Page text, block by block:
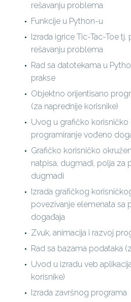
rešavanju problema
Funkcije u Python-u
Izrada igrice Tic-Tac-Toe
rešavanju problema
Rad sa datotekama u
prakse
Objektno orijentisano
(za naprednije korisnike)
Uvog u grafičko korisničko
programiranje vođeno
Grafičko korisničko
natpisa, dugmadi, polja za
dugmadi
Izrada grafičkog
povezivanje elemenata sa
događaja
Zvuk, animacija i razvoj
Rad sa bazama podataka
Uvod u izradu veb
korisnike)
Izrada završnog programa